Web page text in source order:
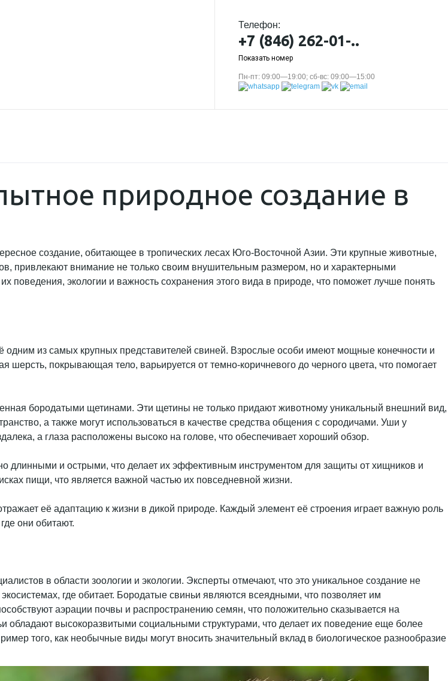
Телефон:
+7 (846) 262-01-..
Показать номер
Пн-пт: 09:00—19:00; сб-вс: 09:00—15:00
природное создание в
создание, обитающее в тропических лесах Юго-Восточной Азии. Эти крупные животные,
привлекают внимание не только своим внушительным размером, но и характерными
экологии и важность сохранения этого вида в природе, что поможет лучше понять
из самых крупных представителей свиней. Взрослые особи имеют мощные конечности и
покрывающая тело, варьируется от темно-коричневого до черного цвета, что помогает
бородатыми щетинами. Эти щетины не только придают животному уникальный внешний вид,
а также могут использоваться в качестве средства общения с сородичами. Уши у
а глаза расположены высоко на голове, что обеспечивает хороший обзор.
длинными и острыми, что делает их эффективным инструментом для защиты от хищников и
пищи, что является важной частью их повседневной жизни.
её адаптацию к жизни в дикой природе. Каждый элемент её строения играет важную роль
они обитают.
в области зоологии и экологии. Эксперты отмечают, что это уникальное создание не
где обитает. Бородатые свиньи являются всеядными, что позволяет им
аэрации почвы и распространению семян, что положительно сказывается на
обладают высокоразвитыми социальными структурами, что делает их поведение еще более
того, как необычные виды могут вносить значительный вклад в биологическое разнообразие